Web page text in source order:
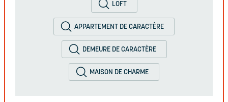
LOFT
APPARTEMENT DE CARACTÈRE
DEMEURE DE CARACTÈRE
MAISON DE CHARME